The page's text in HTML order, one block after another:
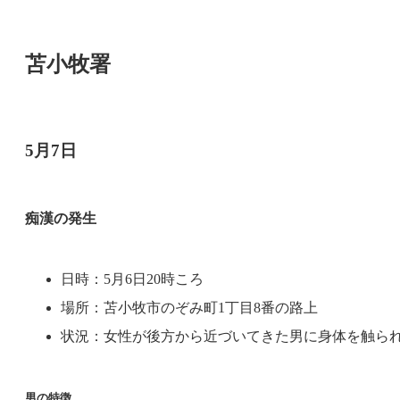
苫小牧署
5月7日
痴漢の発生
日時：5月6日20時ころ
場所：苫小牧市のぞみ町1丁目8番の路上
状況：女性が後方から近づいてきた男に身体を触ら